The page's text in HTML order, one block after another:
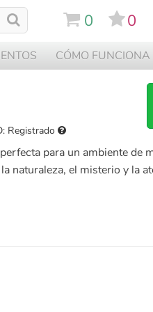
0 0
CÓMO FUNCIONA
Registrado
para un ambiente de
naturaleza, el misterio y la